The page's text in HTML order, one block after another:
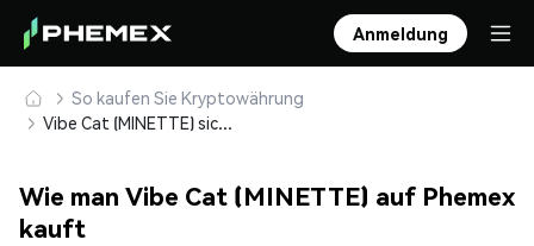
Anmeldung
So kaufen Sie Kryptowährung
Vibe Cat (MINETTE) sicher kaufen und speichern
Wie man Vibe Cat (MINETTE) auf Phemex
kauft